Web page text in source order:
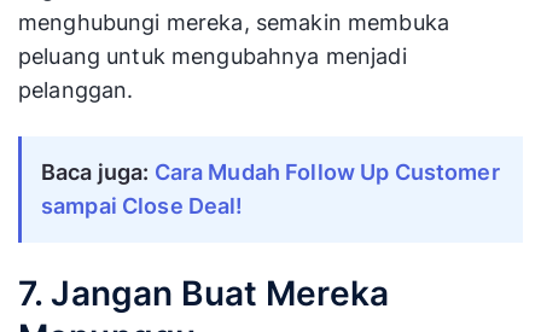
Pertahankan prospek Anda dengan
menindaklanjuti melalui email atau panggilan
pelanggan sebelum terlalu banyak waktu berlalu.
Semua prospek yang Anda hasilkan harus
segera dihubungi dan ditindaklanjuti dengan
segera. Ketika Anda terus-menerus